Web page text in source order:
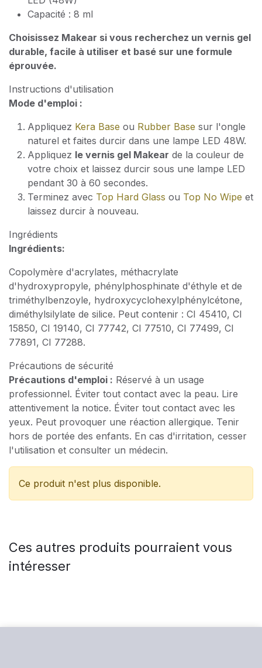
Capacité : 8 ml
Choisissez Makear si vous recherchez un vernis gel
durable, facile à utiliser et basé sur une formule
éprouvée.
Instructions d'utilisation
Mode d'emploi :
Appliquez Kera Base ou Rubber Base sur l'ongle
naturel et faites durcir dans une lampe LED 48W.
Appliquez le vernis gel Makear de la couleur de
votre choix et laissez durcir sous une lampe LED
pendant 30 à 60 secondes.
Terminez avec Top Hard Glass ou Top No Wipe et
laissez durcir à nouveau.
Ingrédients
Ingrédients:
Copolymère d'acrylates, méthacrylate
d'hydroxypropyle, phénylphosphinate d'éthyle et de
triméthylbenzoyle, hydroxycyclohexylphénylcétone,
diméthylsilylate de silice. Peut contenir : CI 45410, CI
15850, CI 19140, CI 77742, CI 77510, CI 77499, CI
77891, CI 77288.
Précautions de sécurité
Précautions d'emploi : Réservé à un usage
professionnel. Éviter tout contact avec la peau. Lire
attentivement la notice. Éviter tout contact avec les
yeux. Peut provoquer une réaction allergique. Tenir
hors de portée des enfants. En cas d'irritation, cesser
l'utilisation et consulter un médecin.
Ce produit n'est plus disponible.
Ces autres produits pourraient vous
intéresser